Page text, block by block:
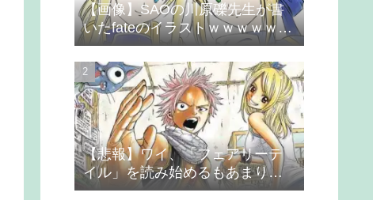
【画像】SAOの川原礫先生が書
いたfateのイラストｗｗｗｗｗｗ
ｗｗｗ
【悲報】ワイ、「フェアリーテ
イル」を読み始めるもあまりの
つまらなさに挫折する